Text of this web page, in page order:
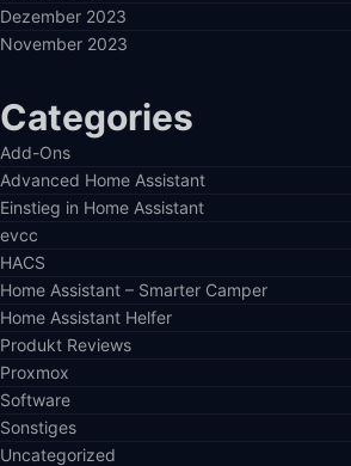
Dezember 2023
November 2023
Categories
Add-Ons
Advanced Home Assistant
Einstieg in Home Assistant
evcc
HACS
Home Assistant – Smarter Camper
Home Assistant Helfer
Produkt Reviews
Proxmox
Software
Sonstiges
Uncategorized